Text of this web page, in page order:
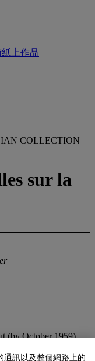
上作品
COLLECTION
sur la
(by October 1959).
April 1988.
通訊以及整個網路上的